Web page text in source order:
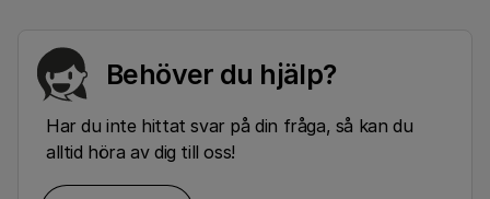
Behöver du hjälp?
Har du inte hittat svar på din fråga, så kan du
alltid höra av dig till oss!